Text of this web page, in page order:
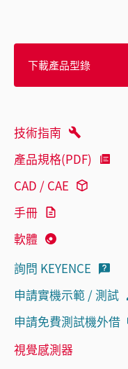
下載產品型錄
技術指南
產品規格(PDF)
CAD / CAE
手冊
軟體
詢問 KEYENCE
申請實機示範 / 測試
申請免費測試機外借
視覺感測器